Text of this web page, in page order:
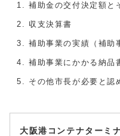
補助金の交付決定額と
収支決算書
補助事業の実績（補助
補助事業にかかる納品
その他市長が必要と認
大阪港コンテナターミ